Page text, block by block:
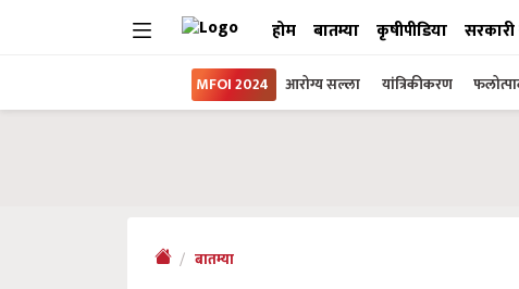
होम बातम्या कृषीपीडिया
MFOI 2024 आरोग्य सल्ला यांत्रिकीकरण
बातम्या